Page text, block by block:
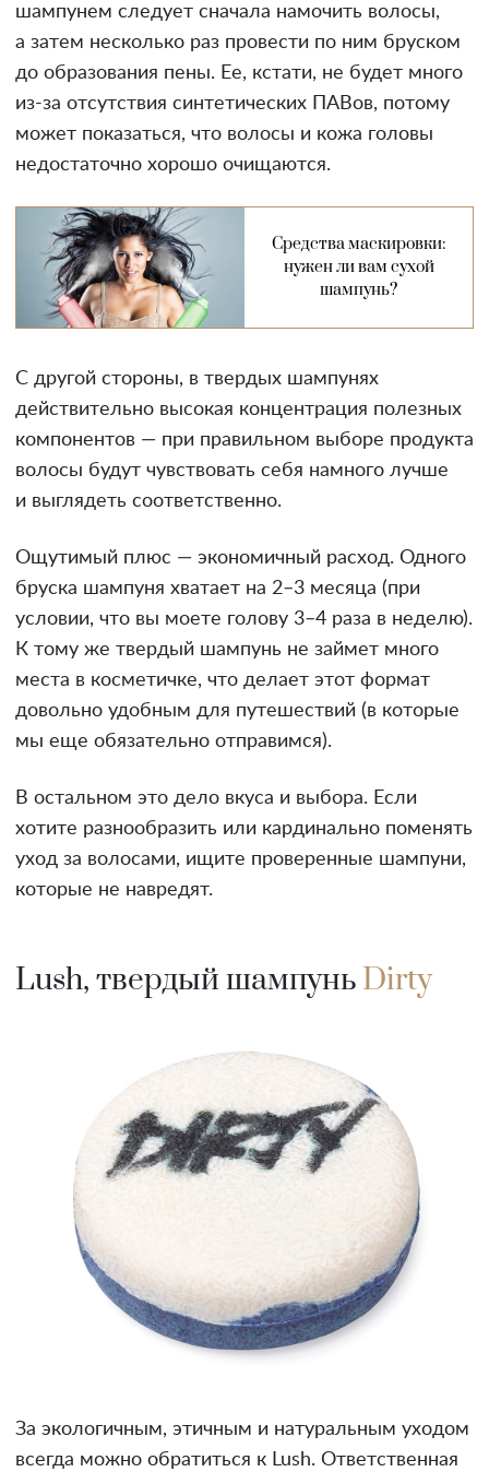
шампунем следует сначала намочить волосы,
а затем несколько раз провести по ним бруском
до образования пены. Ее, кстати, не будет много
из-за отсутствия синтетических ПАВов, потому
может показаться, что волосы и кожа головы
недостаточно хорошо очищаются.
Средства маскировки:
нужен ли вам сухой
шампунь?
С другой стороны, в твердых шампунях
действительно высокая концентрация полезных
компонентов — при правильном выборе продукта
волосы будут чувствовать себя намного лучше
и выглядеть соответственно.
Ощутимый плюс — экономичный расход. Одного
бруска шампуня хватает на 2–3 месяца (при
условии, что вы моете голову 3–4 раза в неделю).
К тому же твердый шампунь не займет много
места в косметичке, что делает этот формат
довольно удобным для путешествий (в которые
мы еще обязательно отправимся).
В остальном это дело вкуса и выбора. Если
хотите разнообразить или кардинально поменять
уход за волосами, ищите проверенные шампуни,
которые не навредят.
Lush, твердый шампунь Dirty
За экологичным, этичным и натуральным уходом
всегда можно обратиться к Lush. Ответственная